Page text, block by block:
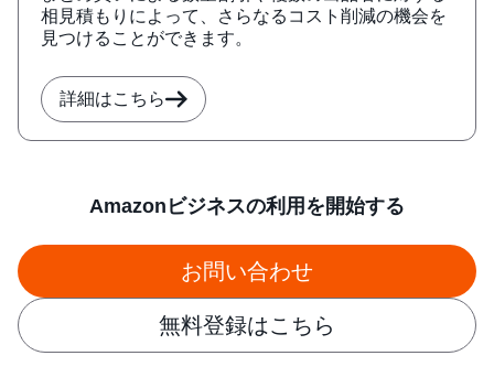
相見積もりによって、さらなるコスト削減の機会を
見つけることができます。
詳細はこちら
Amazonビジネスの利用を開始する
お問い合わせ
無料登録はこちら